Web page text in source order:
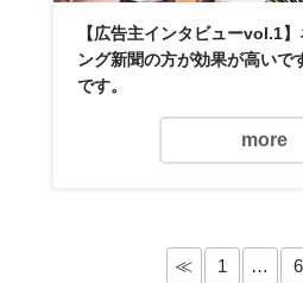
【広告主インタビューvol.1
ング新聞の方が効果が高いで
です。
more
≪ 1 … 6